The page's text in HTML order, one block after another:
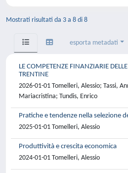
Mostrati risultati da 3 a 8 di 8
esporta metadati
LE COMPETENZE FINANZIARIE
TRENTINE
2026-01-01 Tomelleri, Alessio; Tassi,
Mariacristina; Tundis, Enrico
Pratiche e tendenze nella selezione
2025-01-01 Tomelleri, Alessio
Produttività e crescita economica
2024-01-01 Tomelleri, Alessio